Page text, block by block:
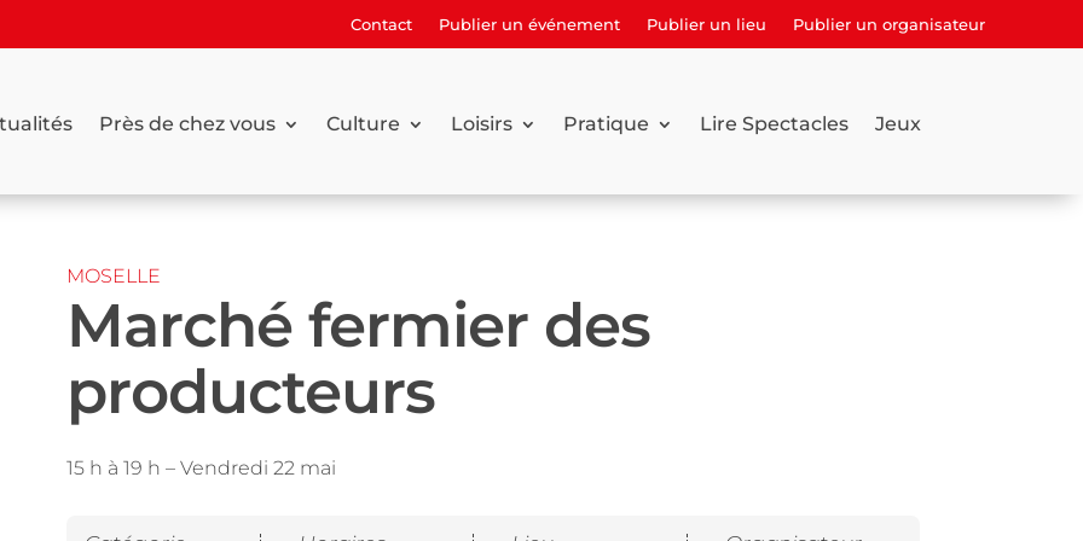
Contact Publier un événement Publier un lieu Publier un organisateur
Près de chez vous Culture Loisirs Pratique Lire Spectacles Jeux
MOSELLE
Marché fermier des
producteurs
15 h à 19 h –Vendredi 22 mai